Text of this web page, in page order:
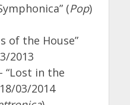
(Pop)
of the House”
2013
“Lost in the
03/2014